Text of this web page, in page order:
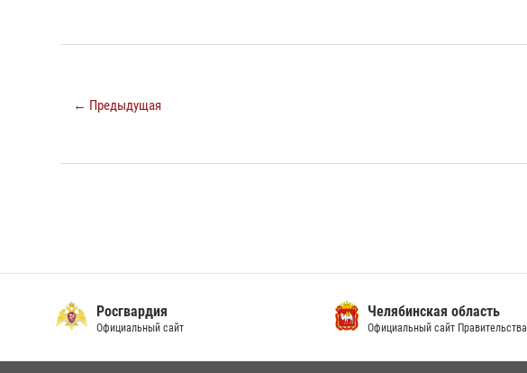
← Предыдущая
Росгвардия
Официальный сайт
Челябинская область
Официальный сайт Правительства